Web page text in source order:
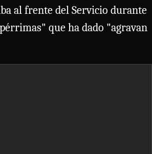
al frente del Servicio durante
que ha dado "agravan